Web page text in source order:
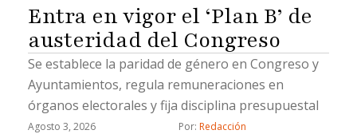
Entra en vigor el ‘Plan B’ de
austeridad del Congreso
Se establece la paridad de género en Congreso y
Ayuntamientos, regula remuneraciones en
órganos electorales y fija disciplina presupuestal
Agosto 3, 2026 Por: Redacción